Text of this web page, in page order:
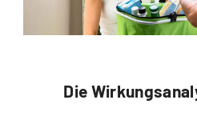
Die